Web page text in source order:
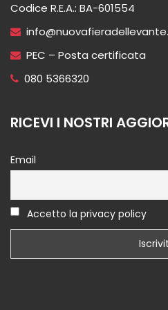
Codice R.E.A.: BA-601554
PEC – Posta certificata
080 5366320
RICEVI I NOSTRI
Email
Accetto la privacy policy